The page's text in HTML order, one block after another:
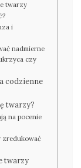
twarzy
i
nadmierne
czy
codzienne
twarzy?
na pocenie
zredukować
twarzy